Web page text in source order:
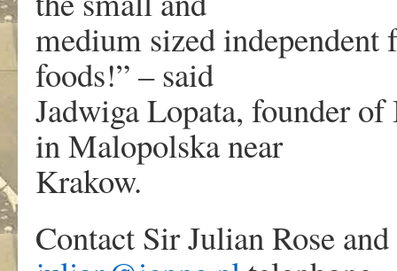
medium sized independent
foods!” – said
Jadwiga Lopata, founder
in Malopolska near
Krakow.
Contact Sir Julian Rose